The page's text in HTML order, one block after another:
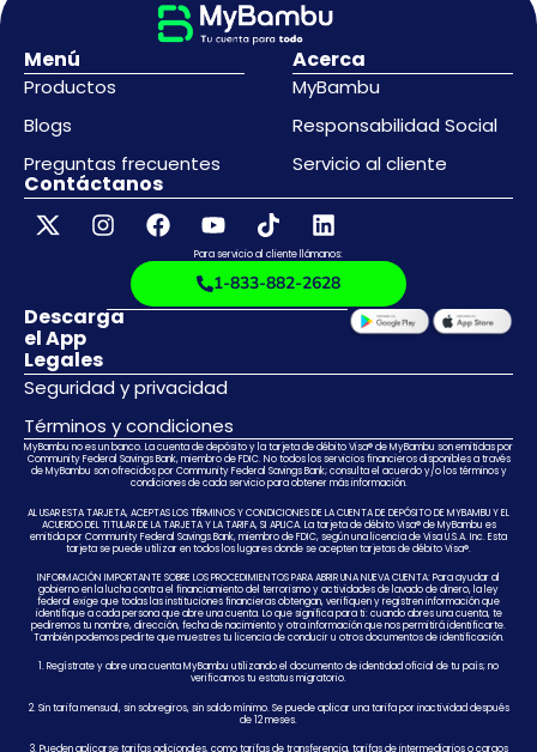
Menú
Productos
Blogs
Preguntas frecuentes
Acerca
MyBambu
Responsabilidad Social
Servicio al cliente
Legales
Seguridad y privacidad
Términos y condiciones
Contáctanos
Para servicio al cliente llámanos:
1-833-882-2628
Descarga
el App
MyBambu no es un banco. La cuenta de depósito y la tarjeta de débito Visa® de MyBambu son emitidas por
Community Federal Savings Bank, miembro de FDIC. No todos los servicios financieros disponibles a través
de MyBambu son ofrecidos por Community Federal Savings Bank; consulta el acuerdo y/o los términos y
condiciones de cada servicio para obtener más información.
AL USAR ESTA TARJETA, ACEPTAS LOS TÉRMINOS Y CONDICIONES DE LA CUENTA DE DEPÓSITO DE MYBAMBU Y EL
ACUERDO DEL TITULAR DE LA TARJETA Y LA TARIFA, SI APLICA. La tarjeta de débito Visa® de MyBambu es
emitida por Community Federal Savings Bank, miembro de FDIC, según una licencia de Visa U.S.A. Inc. Esta
tarjeta se puede utilizar en todos los lugares donde se acepten tarjetas de débito Visa®.
INFORMACIÓN IMPORTANTE SOBRE LOS PROCEDIMIENTOS PARA ABRIR UNA NUEVA CUENTA: Para ayudar al
gobierno en la lucha contra el financiamiento del terrorismo y actividades de lavado de dinero, la ley
federal exige que todas las instituciones financieras obtengan, verifiquen y registren información que
identifique a cada persona que abre una cuenta. Lo que significa para ti: cuando abres una cuenta, te
pediremos tu nombre, dirección, fecha de nacimiento y otra información que nos permitirá identificarte.
También podemos pedirte que muestres tu licencia de conducir u otros documentos de identificación.
1. Regístrate y abre una cuenta MyBambu utilizando el documento de identidad oficial de tu país; no
verificamos tu estatus migratorio.
2. Sin tarifa mensual, sin sobregiros, sin saldo mínimo. Se puede aplicar una tarifa por inactividad después
de 12 meses.
3. Pueden aplicarse tarifas adicionales, como tarifas de transferencia, tarifas de intermediarios o cargos